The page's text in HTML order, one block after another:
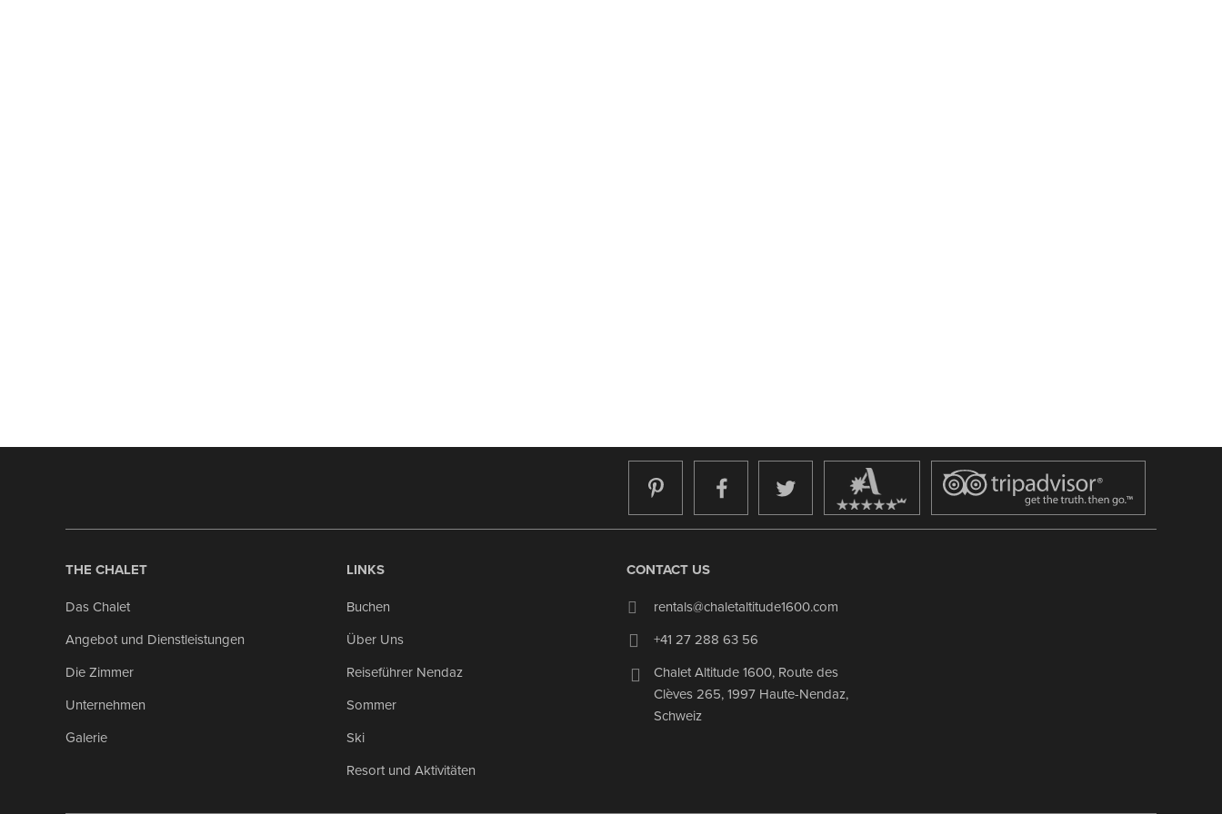
THE CHALET
Das Chalet
Angebot und Dienstleistungen
Die Zimmer
Unternehmen
Galerie
LINKS
Buchen
Über Uns
Reiseführer Nendaz
Sommer
Ski
Resort und Aktivitäten
CONTACT US
rentals@chaletaltitude1600.com
+41 27 288 63 56
Chalet Altitude 1600, Route des
Clèves 265,1997 Haute-Nendaz,
Schweiz